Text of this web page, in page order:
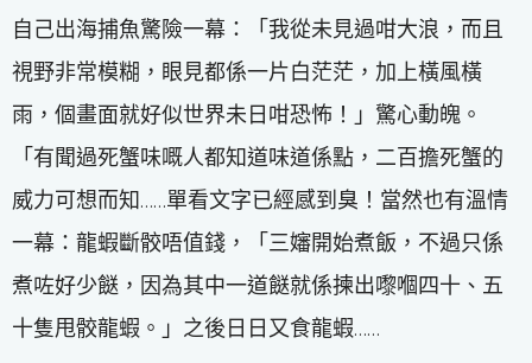
自己出海捕魚驚險一幕：「我從未見過咁大浪，而且
視野非常模糊，眼見都係一片白茫茫，加上橫風橫
雨，個畫面就好似世界未日咁恐怖！」驚心動魄。
「有聞過死蟹味嘅人都知道味道係點，二百擔死蟹的
威力可想而知……單看文字已經感到臭！當然也有溫情
一幕：龍蝦斷骹唔值錢，「三嬸開始煮飯，不過只係
煮咗好少餸，因為其中一道餸就係揀出嚟嗰四十、五
十隻甩骹龍蝦。」之後日日又食龍蝦……